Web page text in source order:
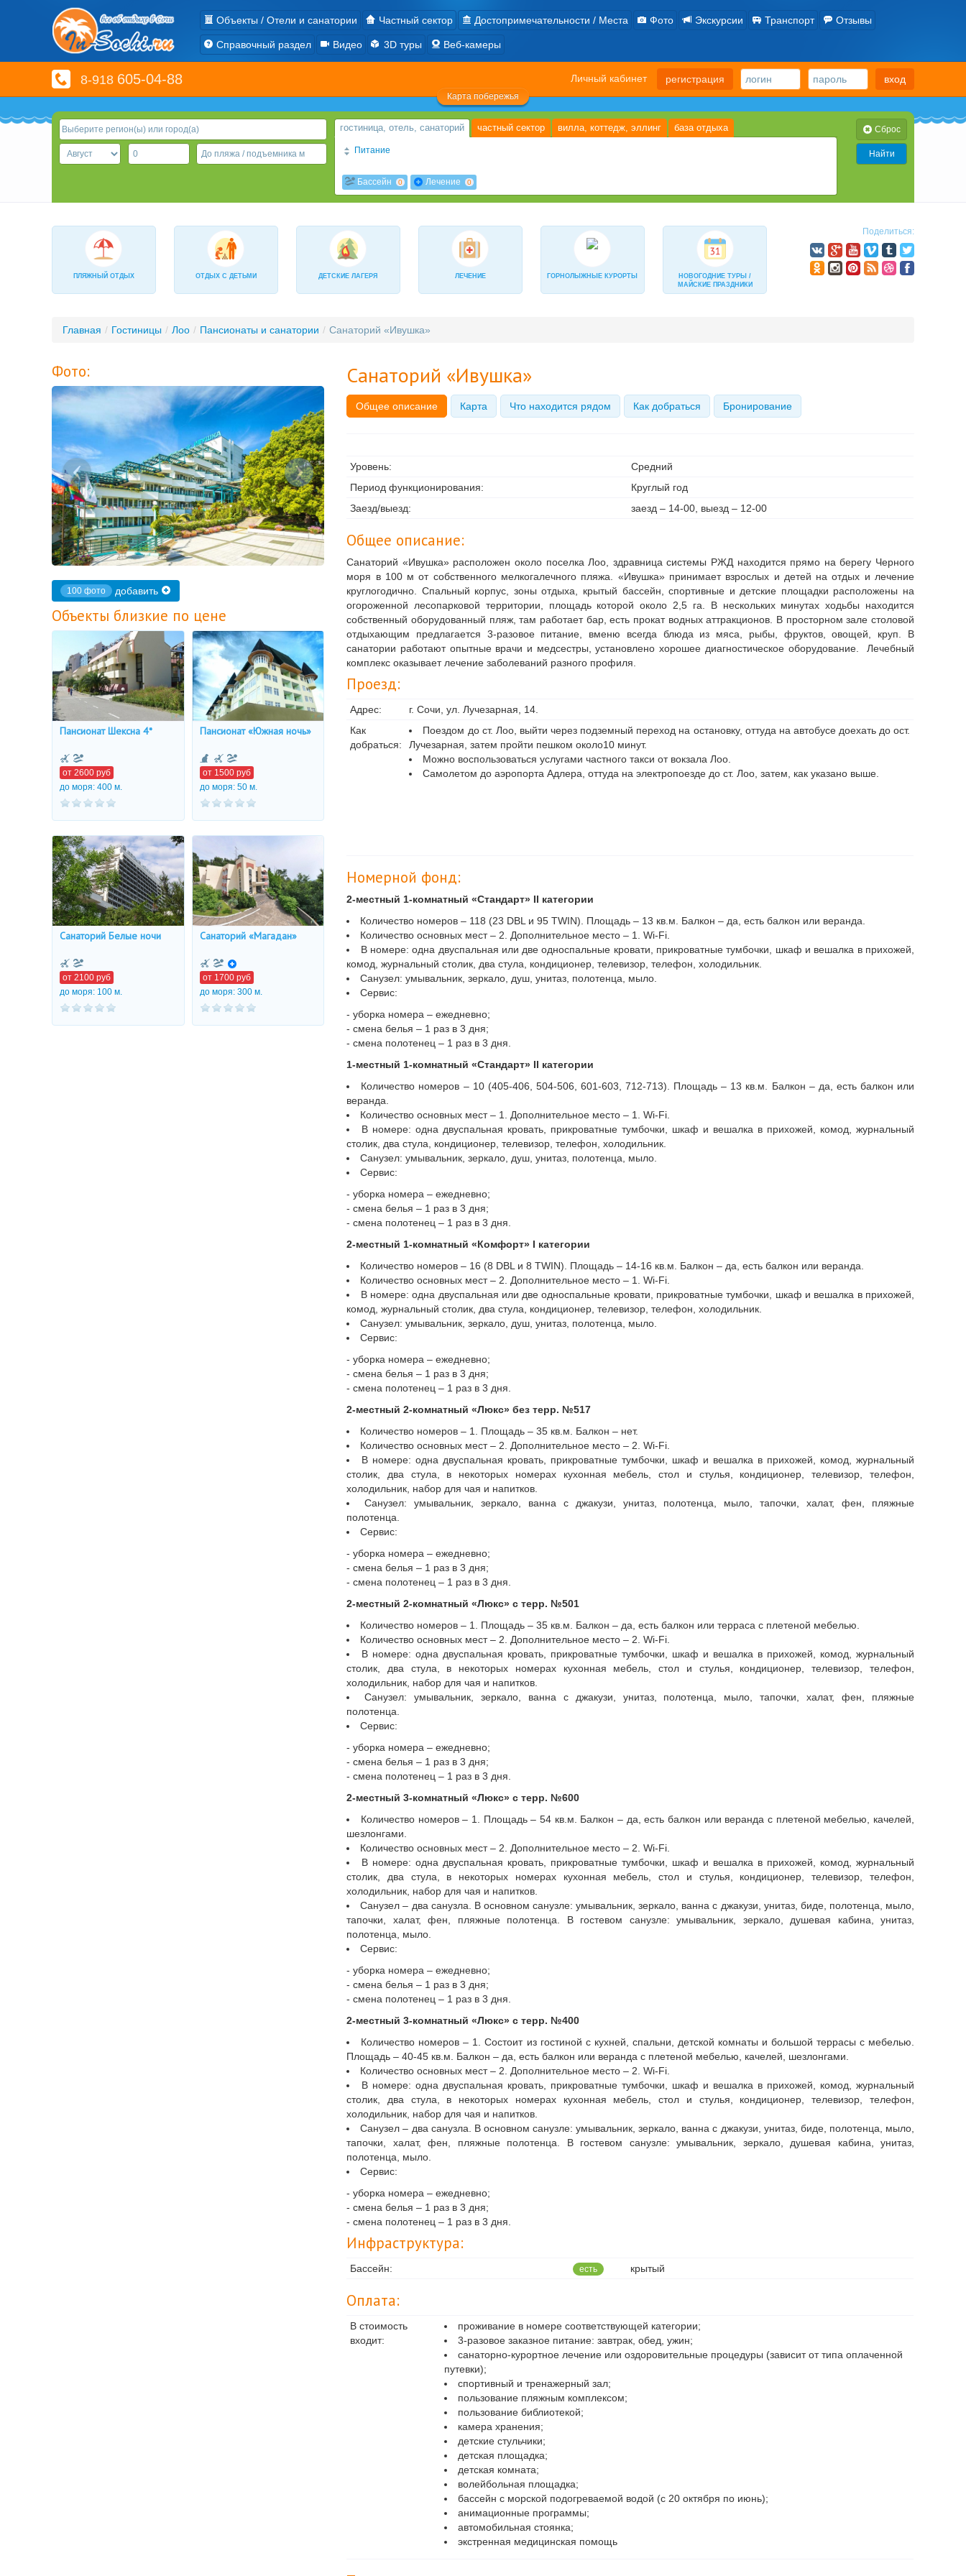
Объекты / Отели и санатории Частный сектор Достопримечательности / Места Фото Экскурсии Транспорт Отзывы
Справочный раздел Видео 3D туры Веб-камеры
8-918 605-04-88 вход
Личный кабинет регистрация
Карта побережья
гостиница, отель, санаторий частный сектор вилла, коттедж, эллинг база отдыха
Питание
2х разовое 0 3х разовое 0
4-х разовое завтрак "шведский стол" Завтрак и ужин (по меню из 3-х блюд) завтрак
2-разовое: «Шведский стол» завтрак и порционно ужин «Ультра все включено»
В кафе-столовой организуется питание 2 или 3 раза в день по комп
Бассейн 0 Лечение 0
Cброс
Найти
ПЛЯЖНЫЙ ОТДЫХ ОТДЫХ С ДЕТЬМИ ДЕТСКИЕ ЛАГЕРЯ ЛЕЧЕНИЕ ГОРНОЛЫЖНЫЕ КУРОРТЫ
НОВОГОДНИЕ ТУРЫ /
МАЙСКИЕ ПРАЗДНИКИ
Поделиться:
Главная / Гостиницы / Лоо / Пансионаты и санатории / Санаторий «Ивушка»
Фото:
‹ ›
100 фото добавить
Объекты близкие по цене
Пансионат Шексна 4*
от 2600 руб
до моря: 400 м.
Пансионат «Южная ночь»
от 1500 руб
до моря: 50 м.
Санаторий Белые ночи
от 2100 руб
до моря: 100 м.
Санаторий «Магадан»
от 1700 руб
до моря: 300 м.
Санаторий «Ивушка»
Общее описание Карта Что находится рядом Как добраться Бронирование
Уровень:
Средний
Период функционирования:
Круглый год
Заезд/выезд:
заезд – 14-00, выезд – 12-00
Общее описание:
Санаторий «Ивушка» расположен около поселка Лоо, здравница системы РЖД находится прямо на берегу Черного
моря в 100 м от собственного мелкогалечного пляжа. «Ивушка» принимает взрослых и детей на отдых и лечение
круглогодично. Спальный корпус, зоны отдыха, крытый бассейн, спортивные и детские площадки расположены на
огороженной лесопарковой территории, площадь которой около 2,5 га. В нескольких минутах ходьбы находится
собственный оборудованный пляж, там работает бар, есть прокат водных аттракционов. В просторном зале столовой
отдыхающим предлагается 3-разовое питание, вменю всегда блюда из мяса, рыбы, фруктов, овощей, круп. В
санатории работают опытные врачи и медсестры, установлено хорошее диагностическое оборудование. Лечебный
комплекс оказывает лечение заболеваний разного профиля.
Проезд:
Адрес:
г. Сочи, ул. Лучезарная, 14.
Как
добраться:
Поездом до ст. Лоо, выйти через подземный переход на остановку, оттуда на автобусе доехать до ост.
Лучезарная, затем пройти пешком около10 минут.
Можно воспользоваться услугами частного такси от вокзала Лоо.
Самолетом до аэропорта Адлера, оттуда на электропоезде до ст. Лоо, затем, как указано выше.
Номерной фонд:
2-местный 1-комнатный «Стандарт» II категории
Количество номеров – 118 (23 DBL и 95 TWIN). Площадь – 13 кв.м. Балкон – да, есть балкон или веранда.
Количество основных мест – 2. Дополнительное место – 1. Wi-Fi.
В номере: одна двуспальная или две односпальные кровати, прикроватные тумбочки, шкаф и вешалка в прихожей,
комод, журнальный столик, два стула, кондиционер, телевизор, телефон, холодильник.
Санузел: умывальник, зеркало, душ, унитаз, полотенца, мыло.
Сервис:
- уборка номера – ежедневно;
- смена белья – 1 раз в 3 дня;
- смена полотенец – 1 раз в 3 дня.
1-местный 1-комнатный «Стандарт» II категории
Количество номеров – 10 (405-406, 504-506, 601-603, 712-713). Площадь – 13 кв.м. Балкон – да, есть балкон или
веранда.
Количество основных мест – 1. Дополнительное место – 1. Wi-Fi.
В номере: одна двуспальная кровать, прикроватные тумбочки, шкаф и вешалка в прихожей, комод, журнальный
столик, два стула, кондиционер, телевизор, телефон, холодильник.
Санузел: умывальник, зеркало, душ, унитаз, полотенца, мыло.
Сервис:
- уборка номера – ежедневно;
- смена белья – 1 раз в 3 дня;
- смена полотенец – 1 раз в 3 дня.
2-местный 1-комнатный «Комфорт» I категории
Количество номеров – 16 (8 DBL и 8 TWIN). Площадь – 14-16 кв.м. Балкон – да, есть балкон или веранда.
Количество основных мест – 2. Дополнительное место – 1. Wi-Fi.
В номере: одна двуспальная или две односпальные кровати, прикроватные тумбочки, шкаф и вешалка в прихожей,
комод, журнальный столик, два стула, кондиционер, телевизор, телефон, холодильник.
Санузел: умывальник, зеркало, душ, унитаз, полотенца, мыло.
Сервис:
- уборка номера – ежедневно;
- смена белья – 1 раз в 3 дня;
- смена полотенец – 1 раз в 3 дня.
2-местный 2-комнатный «Люкс» без терр. №517
Количество номеров – 1. Площадь – 35 кв.м. Балкон – нет.
Количество основных мест – 2. Дополнительное место – 2. Wi-Fi.
В номере: одна двуспальная кровать, прикроватные тумбочки, шкаф и вешалка в прихожей, комод, журнальный
столик, два стула, в некоторых номерах кухонная мебель, стол и стулья, кондиционер, телевизор, телефон,
холодильник, набор для чая и напитков.
Санузел: умывальник, зеркало, ванна с джакузи, унитаз, полотенца, мыло, тапочки, халат, фен, пляжные
полотенца.
Сервис:
- уборка номера – ежедневно;
- смена белья – 1 раз в 3 дня;
- смена полотенец – 1 раз в 3 дня.
2-местный 2-комнатный «Люкс» с терр. №501
Количество номеров – 1. Площадь – 35 кв.м. Балкон – да, есть балкон или терраса с плетеной мебелью.
Количество основных мест – 2. Дополнительное место – 2. Wi-Fi.
В номере: одна двуспальная кровать, прикроватные тумбочки, шкаф и вешалка в прихожей, комод, журнальный
столик, два стула, в некоторых номерах кухонная мебель, стол и стулья, кондиционер, телевизор, телефон,
холодильник, набор для чая и напитков.
Санузел: умывальник, зеркало, ванна с джакузи, унитаз, полотенца, мыло, тапочки, халат, фен, пляжные
полотенца.
Сервис:
- уборка номера – ежедневно;
- смена белья – 1 раз в 3 дня;
- смена полотенец – 1 раз в 3 дня.
2-местный 3-комнатный «Люкс» с терр. №600
Количество номеров – 1. Площадь – 54 кв.м. Балкон – да, есть балкон или веранда с плетеной мебелью, качелей,
шезлонгами.
Количество основных мест – 2. Дополнительное место – 2. Wi-Fi.
В номере: одна двуспальная кровать, прикроватные тумбочки, шкаф и вешалка в прихожей, комод, журнальный
столик, два стула, в некоторых номерах кухонная мебель, стол и стулья, кондиционер, телевизор, телефон,
холодильник, набор для чая и напитков.
Санузел – два санузла. В основном санузле: умывальник, зеркало, ванна с джакузи, унитаз, биде, полотенца, мыло,
тапочки, халат, фен, пляжные полотенца. В гостевом санузле: умывальник, зеркало, душевая кабина, унитаз,
полотенца, мыло.
Сервис:
- уборка номера – ежедневно;
- смена белья – 1 раз в 3 дня;
- смена полотенец – 1 раз в 3 дня.
2-местный 3-комнатный «Люкс» с терр. №400
Количество номеров – 1. Состоит из гостиной с кухней, спальни, детской комнаты и большой террасы с мебелью.
Площадь – 40-45 кв.м. Балкон – да, есть балкон или веранда с плетеной мебелью, качелей, шезлонгами.
Количество основных мест – 2. Дополнительное место – 2. Wi-Fi.
В номере: одна двуспальная кровать, прикроватные тумбочки, шкаф и вешалка в прихожей, комод, журнальный
столик, два стула, в некоторых номерах кухонная мебель, стол и стулья, кондиционер, телевизор, телефон,
холодильник, набор для чая и напитков.
Санузел – два санузла. В основном санузле: умывальник, зеркало, ванна с джакузи, унитаз, биде, полотенца, мыло,
тапочки, халат, фен, пляжные полотенца. В гостевом санузле: умывальник, зеркало, душевая кабина, унитаз,
полотенца, мыло.
Сервис:
- уборка номера – ежедневно;
- смена белья – 1 раз в 3 дня;
- смена полотенец – 1 раз в 3 дня.
Инфраструктура:
Бассейн: есть крытый
Оплата:
В стоимость
входит:
проживание в номере соответствующей категории;
3-разовое заказное питание: завтрак, обед, ужин;
санаторно-курортное лечение или оздоровительные процедуры (зависит от типа оплаченной
путевки);
спортивный и тренажерный зал;
пользование пляжным комплексом;
пользование библиотекой;
камера хранения;
детские стульчики;
детская площадка;
детская комната;
волейбольная площадка;
бассейн с морской подогреваемой водой (с 20 октября по июнь);
анимационные программы;
автомобильная стоянка;
экстренная медицинская помощь